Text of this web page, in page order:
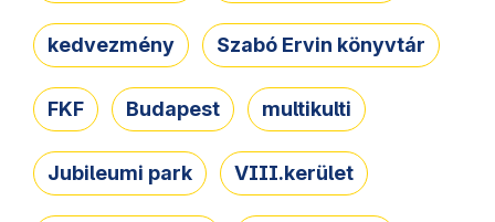
kedvezmény Szabó Ervin könyvtár
FKF Budapest multikulti
Jubileumi park VIII.kerület